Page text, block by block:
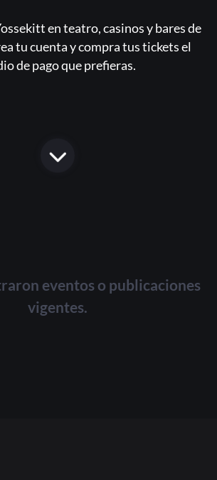
en teatro, casinos y bares de
tu cuenta y compra tus tickets el
de pago que prefieras.
eventos o publicaciones
vigentes.